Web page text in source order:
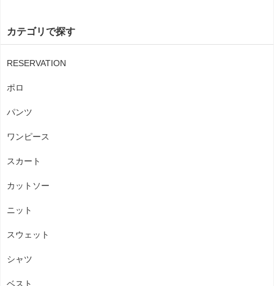
カテゴリで探す
RESERVATION
ポロ
パンツ
ワンピース
スカート
カットソー
ニット
スウェット
シャツ
ベスト